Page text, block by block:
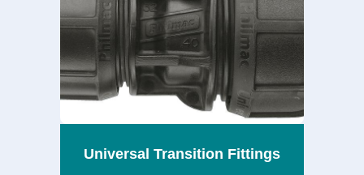
Universal Transition Fittings